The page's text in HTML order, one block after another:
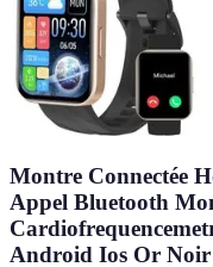
Montre Connectée
Appel Bluetooth
Android Ios Or Noir